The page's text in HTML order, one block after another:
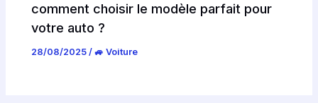
comment choisir le modèle parfait pour
votre auto ?
28/08/2025/🚙 Voiture